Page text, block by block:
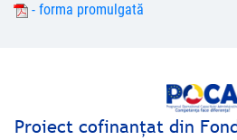
- forma promulgată
Proiect cofinanţat din